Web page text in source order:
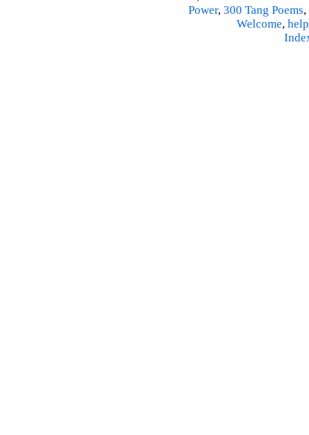
Power, 300 Tang Poems,
Welcome, help